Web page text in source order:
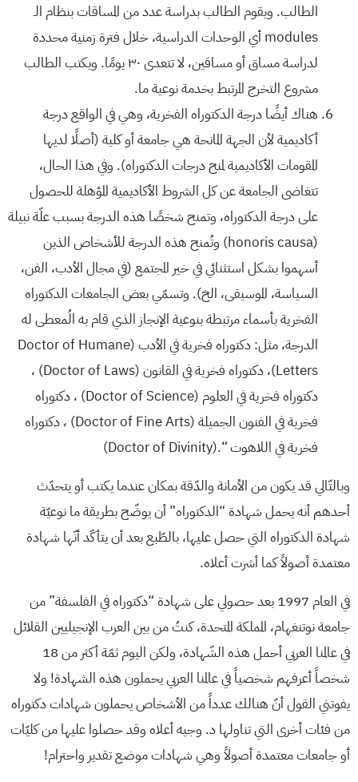
الطالب. ويقوم الطالب بدراسة عدد من المساقات بنظام الـ
modules أي الوحدات الدراسية، خلال فترة زمنية محددة
لدراسة مساق أو مساقين، لا تتعدى ٣٠ يومًا. ويكتب الطالب
مشروع التخرج المرتبط بخدمة نوعية ما.
هناك أيضًا درجة الدكتوراه الفخرية، وهي في الواقع درجة
أكاديمية لأن الجهة المانحة هي جامعة أو كلية (أصلًا لديها
المقومات الأكاديمية لمنح درجات الدكتوراه). وفي هذا الحال،
تتغاضى الجامعة عن كل الشروط الأكاديمية المؤهلة للحصول
على درجة الدكتوراه، وتمنح شخصًا هذه الدرجة بسبب علّة نبيلة
(honoris causa) وتُمنح هذه الدرجة للأشخاص الذين
أسهموا بشكل استثنائي في خير المجتمع (في مجال الأدب، الفن،
السياسة، الموسيقى، الخ). وتسمّي بعض الجامعات الدكتوراه
الفخرية بأسماء مرتبطة بنوعية الإنجاز الذي قام به الُمعطى له
الدرجة، مثل: دكتوراه فخرية في الأدب (Doctor of Humane
Letters)، دكتوراه فخرية في القانون (Doctor of Laws) ،
دكتوراه فخرية في العلوم (Doctor of Science) ، دكتوراه
فخرية في الفنون الجميلة (Doctor of Fine Arts) ، دكتوراه
فخرية في اللاهوت “.(Doctor of Divinity)
وبالتّالي قد يكون من الأمانة والدّقة بمكان عندما يكتب أو يتحدّث
أحدهم أنه يحمل شهادة “الدكتوراه” أن يوضّح بطريقة ما نوعيّة
شهادة الدكتوراه التي حصل عليها، بالطّبع بعد أن يتأكّد أنّها شهادة
معتمدة أصولاً كما أشرت أعلاه.
في العام 1997 بعد حصولي على شهادة “دكتوراه في الفلسفة” من
جامعة نوتنغهام، المملكة المتحدة، كنتُ من بين العرب الإنجيليين القلائل
في عالمنا العربي أحمل هذه الشّهادة، ولكن اليوم ثمّة أكثر من 18
شخصاً أعرفهم شخصياً في عالمنا العربي يحملون هذه الشهادة! ولا
يفوتني القول أنّ هنالك عدداً من الأشخاص يحملون شهادات دكتوراه
من فئات أخرى التي تناولها د. وجيه أعلاه وقد حصلوا عليها من كليّات
أو جامعات معتمدة أصولاً وهي شهادات موضع تقدير واحترام!